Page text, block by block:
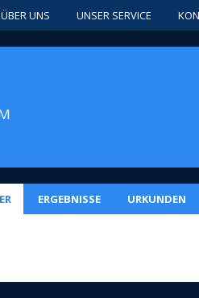
UNS UNSER SERVICE
ERGEBNISSE URKUNDEN